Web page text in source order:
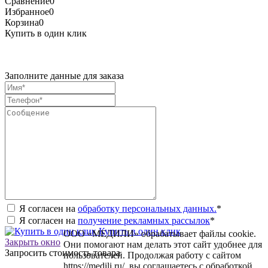
Избранное0
Корзина0
Купить в один клик
Заполните данные для заказа
Я согласен на обработку персональных данных.*
Я согласен на получение рекламных рассылок*
Купить в один клик
Закрыть окно
Запросить стоимость товара
ООО «МЕДИЛИ» обрабатывает файлы cookie.
Они помогают нам делать этот сайт удобнее для
пользователей. Продолжая работу с сайтом
https://medili.ru/, вы соглашаетесь с обработкой